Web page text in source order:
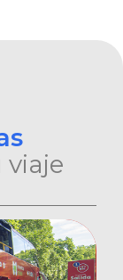
viaje